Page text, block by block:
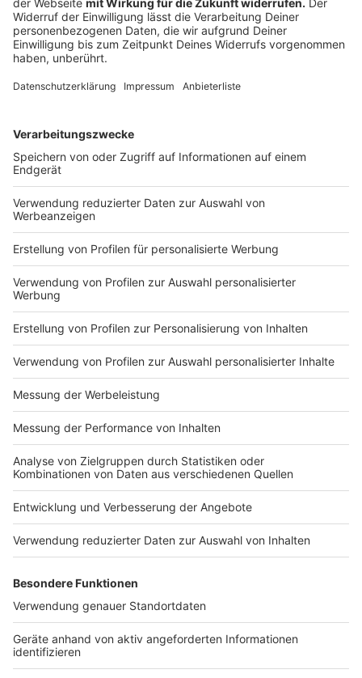
6. Mini-Urlaub im Garten oder auf dem
Balkon
Anzeige
Zelt aufschlagen, Lichterkette aufhängen,
Stockbrot über dem Grill – fertig ist das
Ferienlager-Feeling für zu Hause
Garten klappt das: Mit Decken und ein
bisschen Fantasie wird das Wohnzimmer zur
Abenteuerhöhle oder Pirateninsel.
Tipp:Macht eine„Weltreise zuhause“– jeder Tag
steht unter dem Motto eines anderen Landes (inkl.
Essen, Musik und Spielideen).
Anzeige
Fazit:
und große Abenteuer direkt vor eurer Haustür. Egal, ob
ihr mit der Familie loszieht, euch richtig auspowern
wollt oder einfach mal durchatmen möchtet: Eure
Region bietet unzählige Möglichkeiten für
und entdeckt eure Umgebung mit frischem Blick – der
Sommer wartet auf euch!
Habt ihr noch weitere Geheimtipps oder Lieblingsorte?